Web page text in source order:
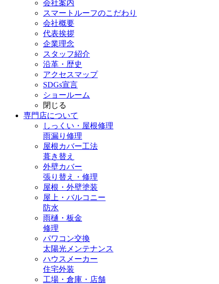
会社案内
スマートルーフのこだわり
会社概要
代表挨拶
企業理念
スタッフ紹介
沿革・歴史
アクセスマップ
SDGs宣言
ショールーム
閉じる
専門店について
しっくい・屋根修理
雨漏り修理
屋根カバー工法
葺き替え
外壁カバー
張り替え・修理
屋根・外壁塗装
屋上・バルコニー
防水
雨樋・板金
修理
パワコン交換
太陽光メンテナンス
ハウスメーカー
住宅外装
工場・倉庫・店舗